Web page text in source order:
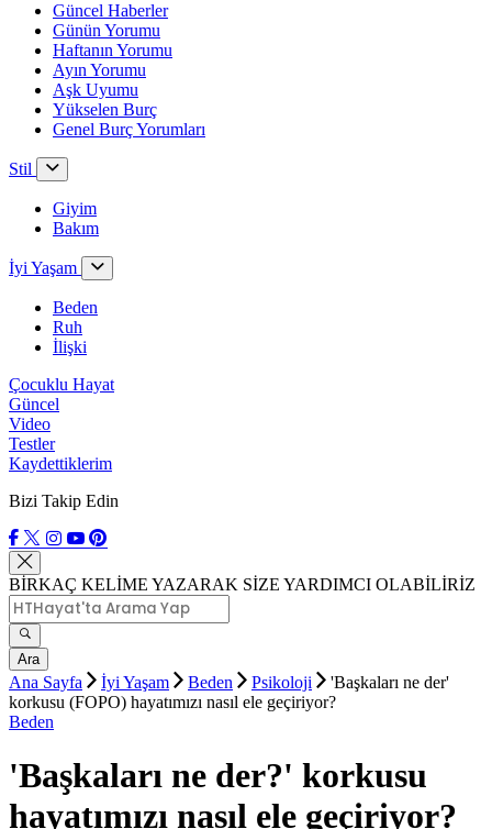
Güncel Haberler
Günün Yorumu
Haftanın Yorumu
Ayın Yorumu
Aşk Uyumu
Yükselen Burç
Genel Burç Yorumları
Stil
Giyim
Bakım
İyi Yaşam
Beden
Ruh
İlişki
Çocuklu Hayat
Güncel
Video
Testler
Kaydettiklerim
Bizi Takip Edin
BİRKAÇ KELİME YAZARAK SİZE YARDIMCI OLABİLİRİZ
Ara
Ana Sayfa İyi Yaşam Beden Psikoloji
'Başkaları ne der'
korkusu (FOPO) hayatımızı nasıl ele geçiriyor?
Beden
'Başkaları ne der?' korkusu
hayatımızı nasıl ele geçiriyor?